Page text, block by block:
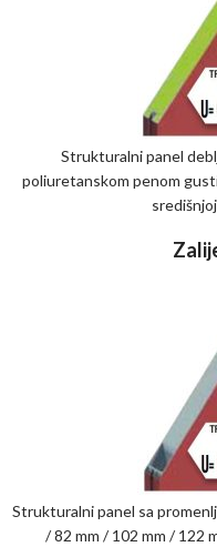
Strukturalni panel
poliuretanskom penom
Strukturalni panel sa
/ 82 mm / 102 mm / 122